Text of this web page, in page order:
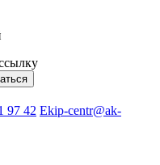
97 42 Ekip-centr@ak-